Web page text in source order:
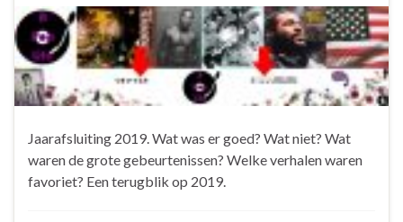
Jaarafsluiting 2019. Wat was er goed? Wat niet? Wat
waren de grote gebeurtenissen? Welke verhalen waren
favoriet? Een terugblik op 2019.